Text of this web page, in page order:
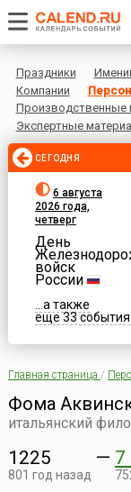
Праздники
Компании
Производственные
Экспертные
СЕГОДНЯ
6 августа
2026 года,
четверг
День
войск
России
...а также
еще 33 события
Главная страница /
Фома
итальянский
1225
801 год назад
— 7